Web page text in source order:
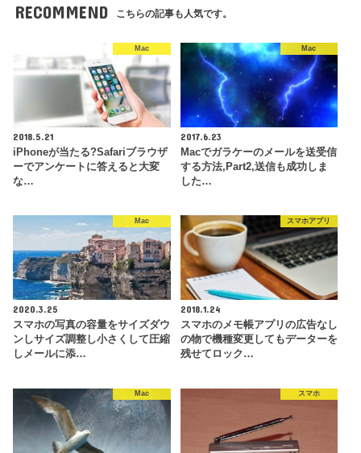
RECOMMEND こちらの記事も人気です。
Mac
2018.5.21
iPhoneが当たる?Safariブラウザ
ーでアンケートに答えると大変
な…
Mac
2017.6.23
Macでガラケーのメールを送受信
する方法,Part2,送信も成功しま
した…
Mac
2020.3.25
スマホの写真の容量をサイズダウ
ンしサイズ調整し小さくして圧縮
しメールに添…
スマホアプリ
2018.1.24
スマホのメモ帳アプリの広告なし
の物で機種変更してもデーターを
残せてロック…
Mac スマホ